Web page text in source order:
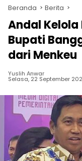
Beranda Berita
Andal
Bupati
dari Menkeu
Yuslih Anwar
Selasa, 22 September